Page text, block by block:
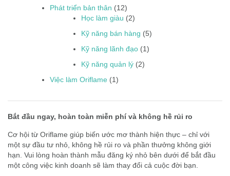
Phát triển bản thân (12)
Học làm giàu (2)
Kỹ năng bán hàng (5)
Kỹ năng lãnh đạo (1)
Kỹ năng quản lý (2)
Việc làm Oriflame (1)
Bắt đầu ngay, hoàn toàn miễn phí và không hề rủi ro
Cơ hội từ Oriflame giúp biến ước mơ thành hiện thực – chỉ với
một sự đầu tư nhỏ, không hề rủi ro và phần thưởng không giới
hạn. Vui lòng hoàn thành mẫu đăng ký nhỏ bên dưới để bắt đầu
một công việc kinh doanh sẽ làm thay đổi cả cuộc đời bạn.